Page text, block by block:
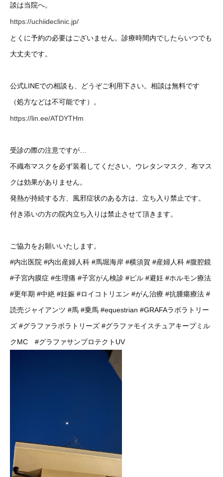
談は当院へ。
https://uchiideclinic.jp/
とくに予約の必要はございません。診療時間内でしたらいつでも
大丈夫です。
公式LINEでの相談も、どうぞご利用下さい。相談は無料です
（処方などは不可能です）。
https://lin.ee/ATDYTHm
受診の際の注意ですが…
不織布マスクを必ず装着してください。ウレタンマスク、布マス
クは効果がありません。
発熱が持続する方、風邪症状のある方は、立ち入り禁止です。
付き添いの方の院内立ち入りは禁止させて頂きます。
ご協力をお願いいたします。
#内出医院 #内出産婦人科 #馬堀海岸 #横須賀 #産婦人科 #腹腔鏡
#子宮内膜症 #生理痛 #子宮がん検診 #ピル #避妊 #ホルモン療法
#更年期 #中絶 #妊娠 #ロイコトリエン #がん治療 #抗腫瘍療法 #
読売ジャイアンツ #馬 #乗馬 #equestrian #GRAFAラボラトリー
ズ #グラファラボラトリーズ #グラファモイスチュアキープミル
クMC
#グラファサンプロテクトUV